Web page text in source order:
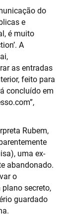
do
e
é muito
A
as entradas
feito para
concluído em
Rubem,
uma ex-
abandonado.
o
secreto,
guardado